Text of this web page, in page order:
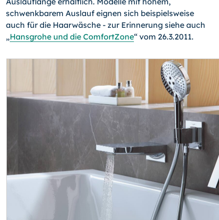
schwenkbarem Auslauf eignen sich beispielsweise
auch für die Haarwäsche - zur Erinnerung siehe auch
„Hansgrohe und die ComfortZone“ vom 26.3.2011.